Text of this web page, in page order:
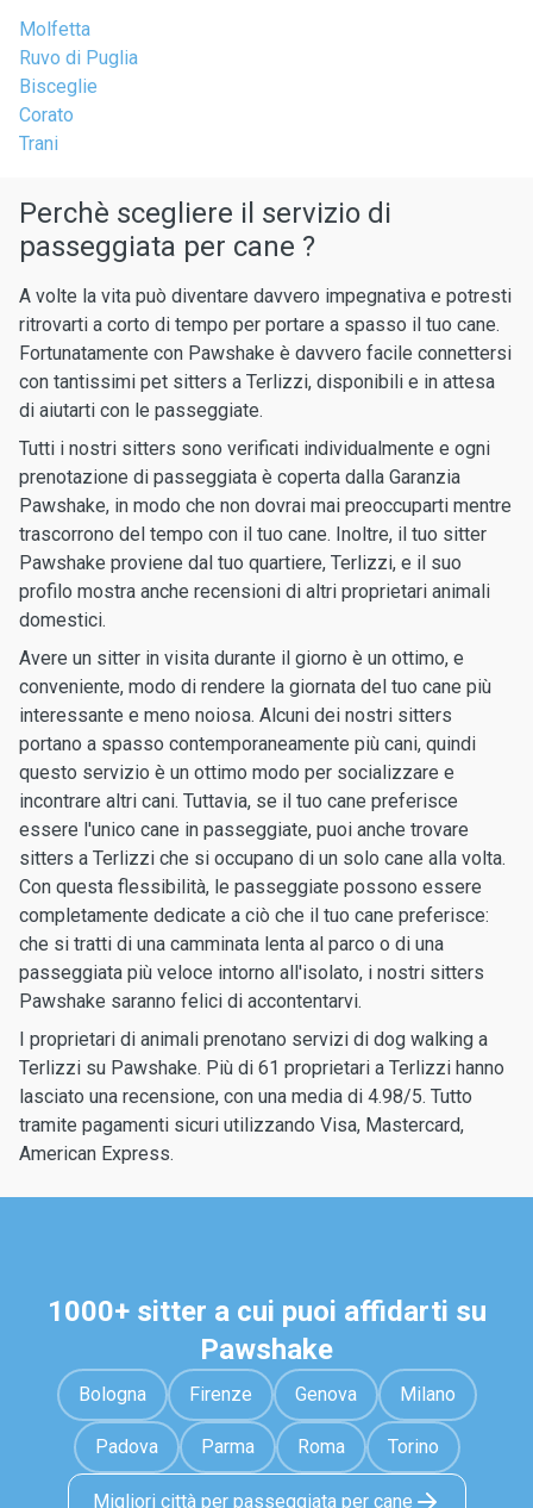
Molfetta
Ruvo di Puglia
Bisceglie
Corato
Trani
Perchè scegliere il servizio di
passeggiata per cane ?
A volte la vita può diventare davvero impegnativa e potresti
ritrovarti a corto di tempo per portare a spasso il tuo cane.
Fortunatamente con Pawshake è davvero facile connettersi
con tantissimi pet sitters a Terlizzi, disponibili e in attesa
di aiutarti con le passeggiate.
Tutti i nostri sitters sono verificati individualmente e ogni
prenotazione di passeggiata è coperta dalla Garanzia
Pawshake, in modo che non dovrai mai preoccuparti mentre
trascorrono del tempo con il tuo cane. Inoltre, il tuo sitter
Pawshake proviene dal tuo quartiere, Terlizzi, e il suo
profilo mostra anche recensioni di altri proprietari animali
domestici.
Avere un sitter in visita durante il giorno è un ottimo, e
conveniente, modo di rendere la giornata del tuo cane più
interessante e meno noiosa. Alcuni dei nostri sitters
portano a spasso contemporaneamente più cani, quindi
questo servizio è un ottimo modo per socializzare e
incontrare altri cani. Tuttavia, se il tuo cane preferisce
essere l'unico cane in passeggiate, puoi anche trovare
sitters a Terlizzi che si occupano di un solo cane alla volta.
Con questa flessibilità, le passeggiate possono essere
completamente dedicate a ciò che il tuo cane preferisce:
che si tratti di una camminata lenta al parco o di una
passeggiata più veloce intorno all'isolato, i nostri sitters
Pawshake saranno felici di accontentarvi.
I proprietari di animali prenotano servizi di dog walking a
Terlizzi su Pawshake. Più di 61 proprietari a Terlizzi hanno
lasciato una recensione, con una media di 4.98/5. Tutto
tramite pagamenti sicuri utilizzando Visa, Mastercard,
American Express.
1000+ sitter a cui puoi affidarti su
Pawshake
Bologna Firenze Genova Milano
Padova Parma Roma Torino
Migliori città per passeggiata per cane